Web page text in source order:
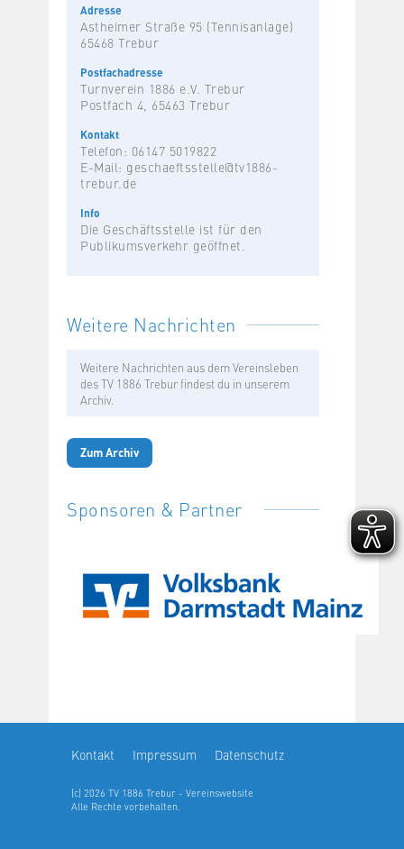
Adresse
Astheimer Straße 95 (Tennisanlage)
65468 Trebur
Postfachadresse
Turnverein 1886 e.V. Trebur
Postfach 4, 65463 Trebur
Kontakt
Telefon: 06147 5019822
E-Mail: geschaeftsstelle@tv1886-
trebur.de
Info
Die Geschäftsstelle ist für den
Publikumsverkehr geöffnet.
Weitere Nachrichten
Weitere Nachrichten aus dem Vereinsleben
des TV 1886 Trebur findest du in unserem
Archiv.
Zum Archiv
Sponsoren & Partner
Kontakt Impressum Datenschutz
(c) 2026 TV 1886 Trebur - Vereinswebsite
Alle Rechte vorbehalten.